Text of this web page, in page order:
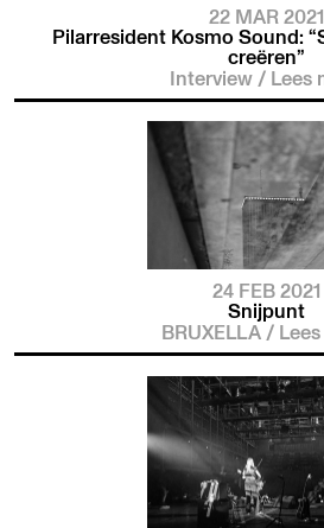
22 MAR 2021
Pilarresident Kosmo Sound:
creëren”
Interview /Lees
24 FEB 2021
Snijpunt
BRUXELLA /Lees